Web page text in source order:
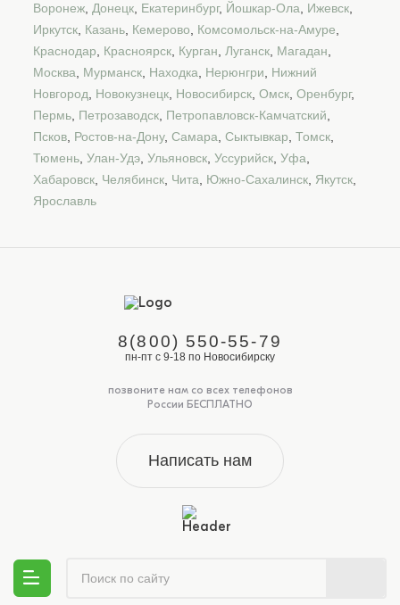
Воронеж Донецк Екатеринбург, Йошкар-Ола Ижевск
Иркутск Казань Кемерово Комсомольск-на-Амуре
Краснодар
Красноярск Курган Луганск Магадан
Москва
Мурманск Находка Нерюнгри
Нижний
Новгород
Новокузнецк Новосибирск Омск Оренбург,
Пермь Петрозаводск Петропавловск-Камчатский
Псков Ростов-на-Дону, Самара Сыктывкар Томск
Тюмень Улан-Удэ Ульяновск Уссурийск Уфа
Хабаровск Челябинск Чита Южно-Сахалинск Якутск
Ярославль
8(800) 550-55-79
пн-пт с 9-18 по Новосибирску
позвоните нам со всех телефонов
России БЕСПЛАТНО
Написать нам